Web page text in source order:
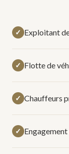
✓ Exploitant
✓ Flotte de
✓ Chauffeurs
✓